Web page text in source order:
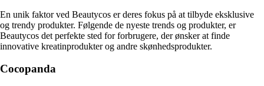
En unik faktor ved Beautycos er deres fokus på at tilbyde eksklusive
og trendy produkter. Følgende de nyeste trends og produkter, er
Beautycos det perfekte sted for forbrugere, der ønsker at finde
innovative kreatinprodukter og andre skønhedsprodukter.
Cocopanda